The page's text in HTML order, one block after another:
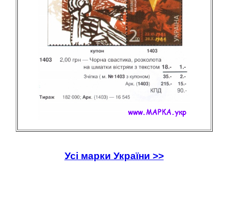
Усі марки України >>